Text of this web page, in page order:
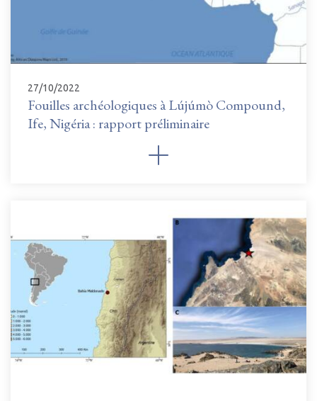
27/10/2022
Fouilles archéologiques à Lújúmò Compound,
Ife, Nigéria : rapport préliminaire